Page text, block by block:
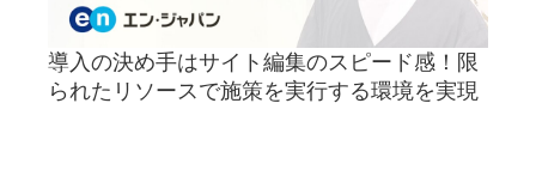
導入の決め手はサイト編集のスピード感！限
られたリソースで施策を実行する環境を実現